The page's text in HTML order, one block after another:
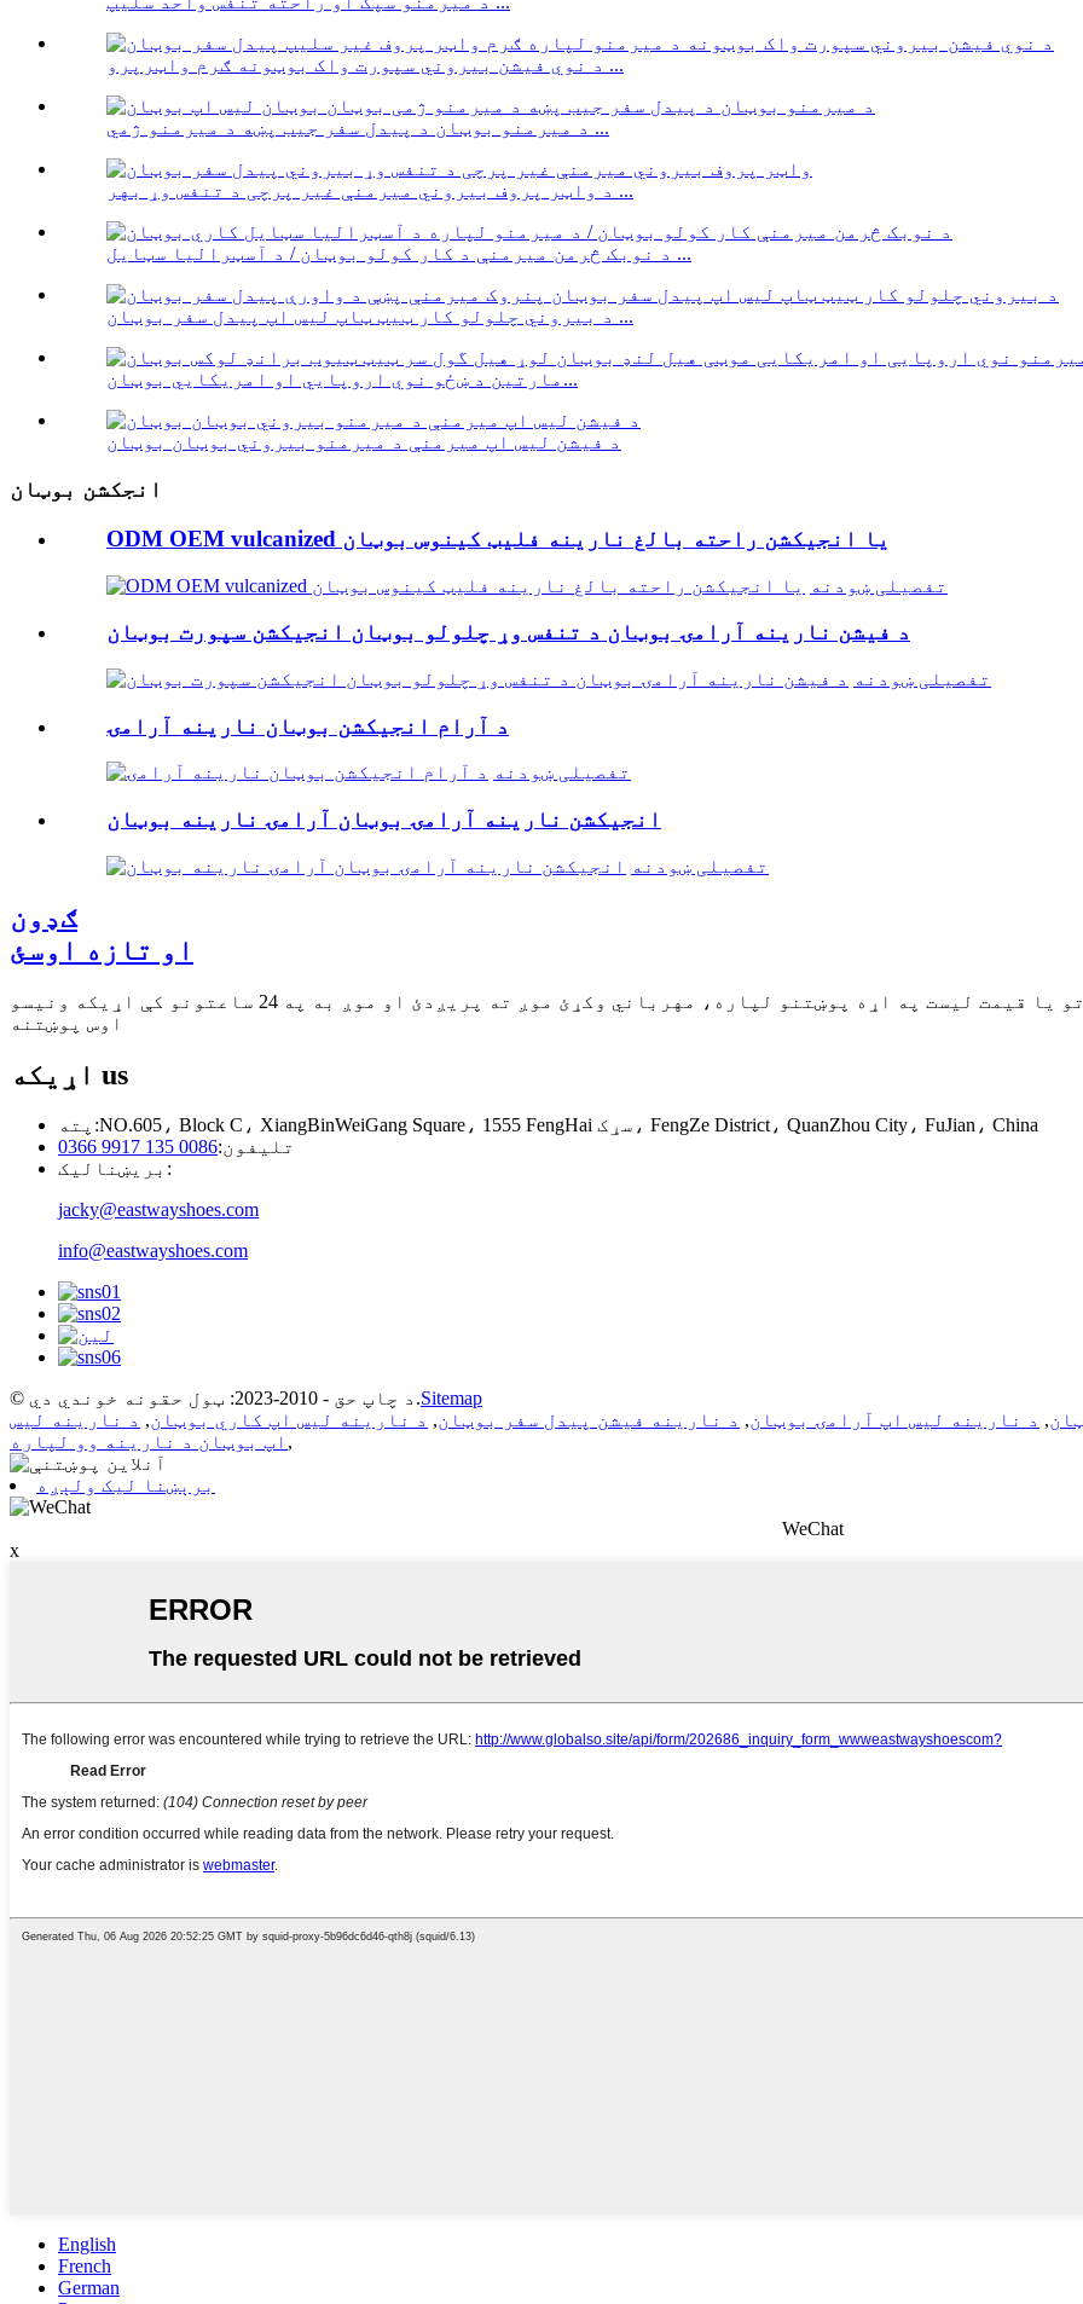
د نوي فیشن بیروني سپورت واک بوټونه ګرم واټرپرو ...
د میرمنو بوټان د پیدل سفر جیب پښه د میرمنو ژمي ...
د واټر پروف بیروني میرمنې غیر پرچی د تنفس وړ بهر ...
د نوبک څرمن میرمنې د کار کولو بوټان / د آسټرالیا سټایل ...
د بیروني چلولو کار ټيټ ټاپ لیس اپ پیدل سفر بوټان ...
مارتین د ښځو نوي اروپايي او امریکايي بوټان...
د فیشن لیس اپ میرمنې د میرمنو بیروني بوټان بوټان
انجکشن بوټان
ODM OEM vulcanized یا انجیکشن راحته بالغ نارینه فلیټ کینوس بوټان
تفصیلی ښودنه
د فیشن نارینه آرامۍ بوټان د تنفس وړ چلولو بوټان انجیکشن سپورت بوټان
تفصیلی ښودنه
د آرام انجیکشن بوټان نارینه آرامۍ
تفصیلی ښودنه
انجیکشن نارینه آرامۍ بوټان آرامۍ نارینه بوټان
تفصیلی ښودنه
ګډون
او تازه اوسئ
اوس پوښتنه
اړیکه us
پته:
NO.605، Block C، XiangBinWeiGang Square، 1555 FengHai سړک، FengZe District، QuanZhou City، FuJian، China
تلیفون:0086 135 9917 0366
بریښنالیک:
jacky@eastwayshoes.com
info@eastwayshoes.com
© د چاپ حق - 2010-2023: ټول حقونه خوندي دي.Sitemap
, د نارینه لیس اپ آرامۍ بوټان, د نارینه فیشن پیدل سفر بوټان, د نارینه لیس اپ کاري بوټان, د نارینه لیس
اپ بوټان د نارینه وو لپاره ,
برېښنا لیک ولېږه
WeChat
x
English
French
German